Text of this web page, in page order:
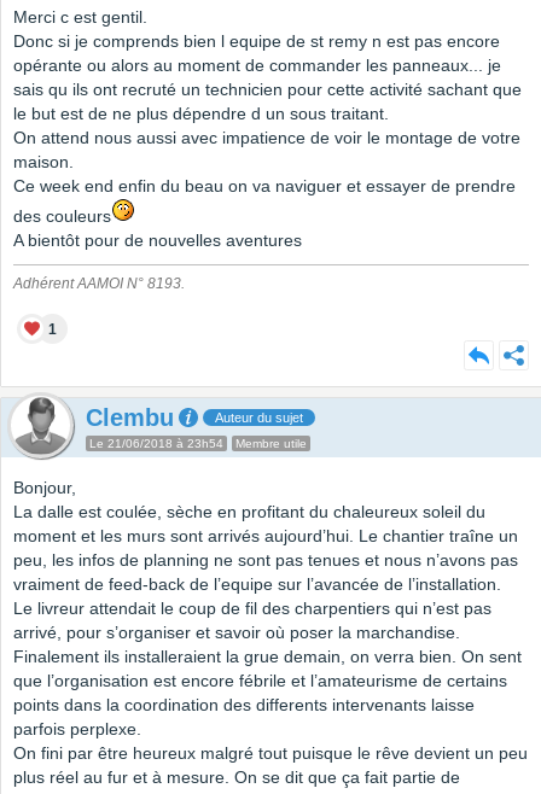
Merci c est gentil.
Donc si je comprends bien l equipe de st remy n est pas encore
opérante ou alors au moment de commander les panneaux... je
sais qu ils ont recruté un technicien pour cette activité sachant que
le but est de ne plus dépendre d un sous traitant.
On attend nous aussi avec impatience de voir le montage de votre
maison.
Ce week end enfin du beau on va naviguer et essayer de prendre
des couleurs
A bientôt pour de nouvelles aventures
Adhérent AAMOI N° 8193.
1
Clembu Auteur du sujet
Le 21/06/2018 à 23h54 Membre utile
Bonjour,
La dalle est coulée, sèche en profitant du chaleureux soleil du
moment et les murs sont arrivés aujourd’hui. Le chantier traîne un
peu, les infos de planning ne sont pas tenues et nous n’avons pas
vraiment de feed-back de l’equipe sur l’avancée de l’installation.
Le livreur attendait le coup de fil des charpentiers qui n’est pas
arrivé, pour s’organiser et savoir où poser la marchandise.
Finalement ils installeraient la grue demain, on verra bien. On sent
que l’organisation est encore fébrile et l’amateurisme de certains
points dans la coordination des differents intervenants laisse
parfois perplexe.
On fini par être heureux malgré tout puisque le rêve devient un peu
plus réel au fur et à mesure. On se dit que ça fait partie de